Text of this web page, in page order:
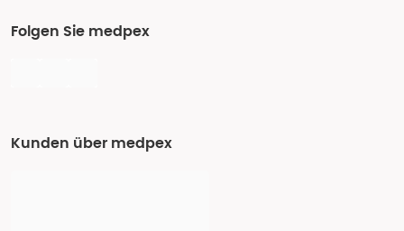
Folgen Sie medpex
Kunden über medpex